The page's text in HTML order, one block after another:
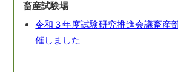
畜産試験場
令和３年度試験研究推進会議畜産
催しました